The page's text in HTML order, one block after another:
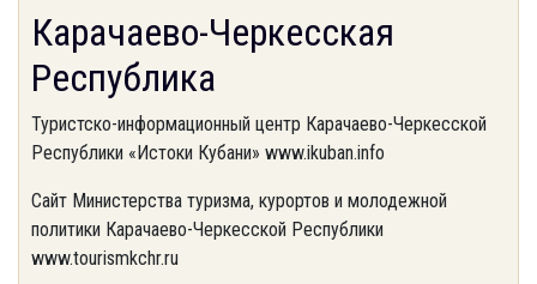
Карачаево-Черкесская
Республика
Туристско-информационный центр Карачаево-Черкесской
Республики «Истоки Кубани» www.ikuban.info
Сайт Министерства туризма, курортов и молодежной
политики Карачаево-Черкесской Республики
www.tourismkchr.ru